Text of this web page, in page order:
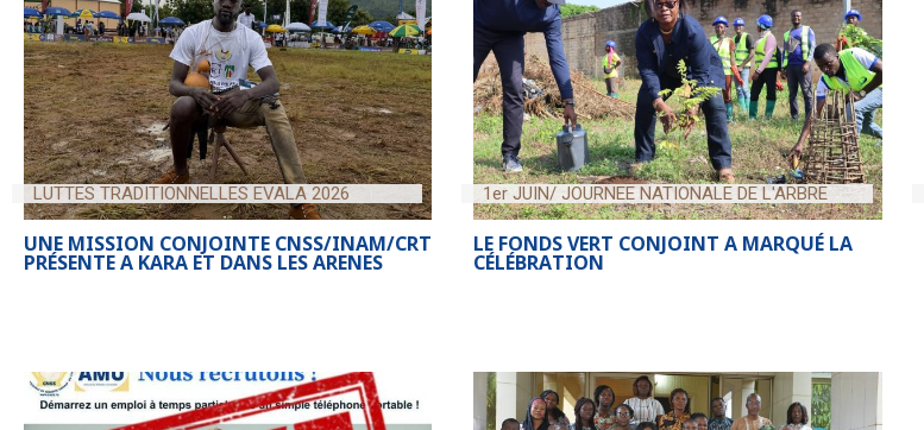
LUTTES TRADITIONNELLES EVALA 2026
UNE MISSION CONJOINTE CNSS/INAM/CRT
PRÉSENTE A KARA ET DANS LES ARENES
1er JUIN/ JOURNEE NATIONALE DE L'ARBRE
LE FONDS VERT CONJOINT A MARQUÉ LA
CÉLÉBRATION